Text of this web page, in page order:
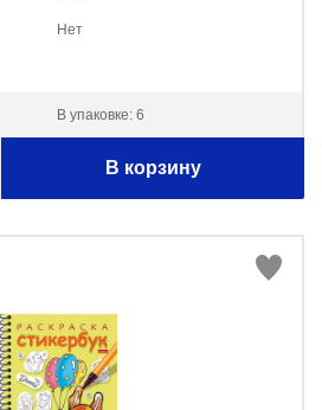
Нет
В упаковке: 6
В корзину